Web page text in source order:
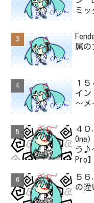
ミッ
属の
１
イ
～メ
４
One
う♪
Pro】
５６
の違